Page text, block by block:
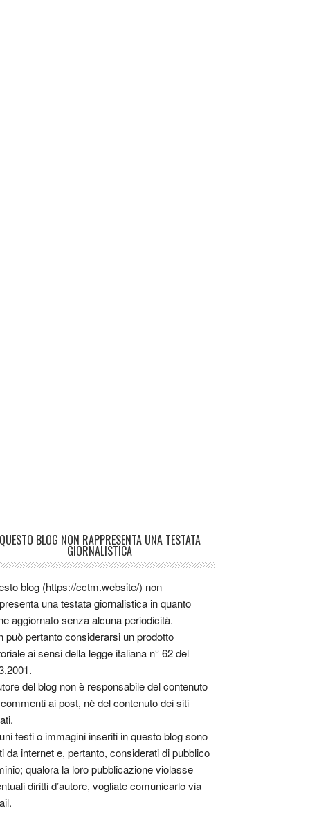
QUESTO BLOG NON RAPPRESENTA UNA TESTATA
GIORNALISTICA
blog (https://cctm.website/) non
una testata giornalistica in quanto
aggiornato senza alcuna periodicità.
può pertanto considerarsi un prodotto
ai sensi della legge italiana n° 62 del
del blog non è responsabile del contenuto
ai post, nè del contenuto dei siti
testi o immagini inseriti in questo blog sono
da internet e, pertanto, considerati di pubblico
qualora la loro pubblicazione violasse
diritti d’autore, vogliate comunicarlo via